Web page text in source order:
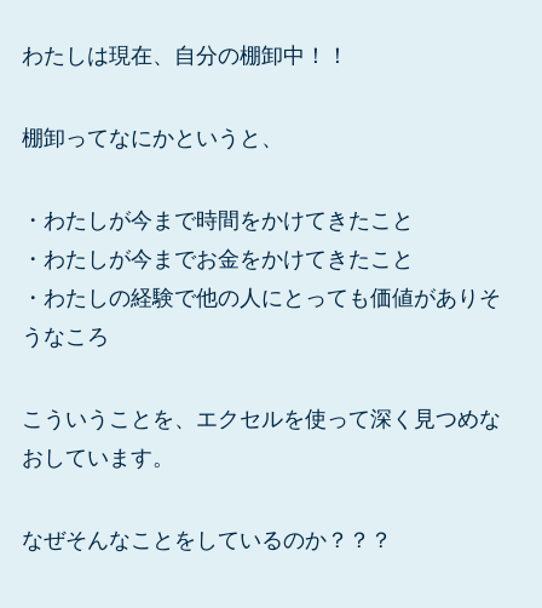
わたしは現在、自分の棚卸中！！
棚卸ってなにかというと、
・わたしが今まで時間をかけてきたこと
・わたしが今までお金をかけてきたこと
・わたしの経験で他の人にとっても価値がありそ
うなころ
こういうことを、エクセルを使って深く見つめな
おしています。
なぜそんなことをしているのか？？？